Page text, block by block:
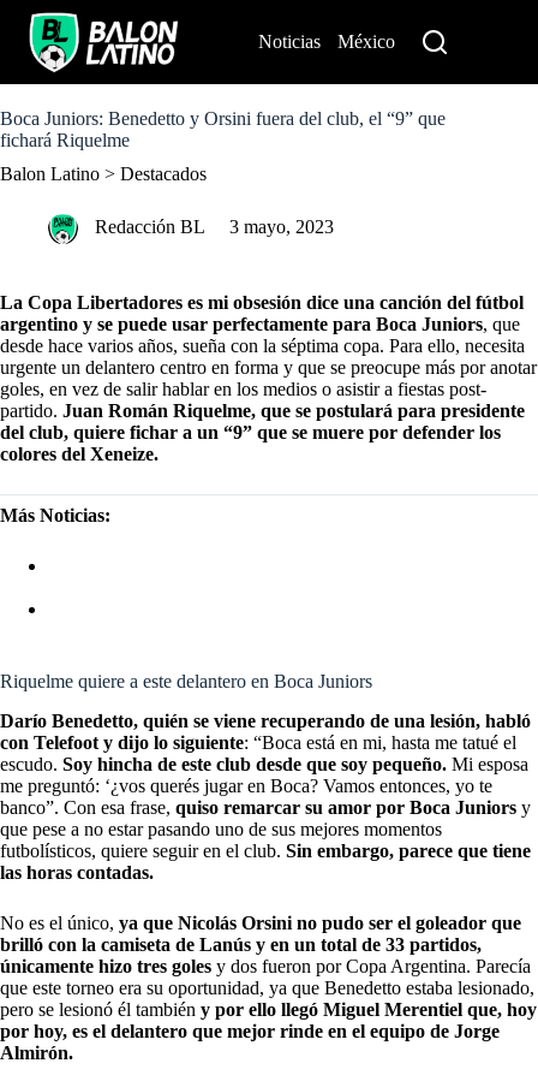
o
c
n
Noticias México
Boca Juniors: Benedetto y Orsini fuera del club, el “9” que
fichará Riquelme
Balon Latino > Destacados
Redacción BL 3 mayo, 2023
La Copa Libertadores es mi obsesión dice una canción del fútbol
argentino y se puede usar perfectamente para Boca Juniors, que
desde hace varios años, sueña con la séptima copa. Para ello, necesita
urgente un delantero centro en forma y que se preocupe más por anotar
goles, en vez de salir hablar en los medios o asistir a fiestas post-
partido. Juan Román Riquelme, que se postulará para presidente
del club, quiere fichar a un “9” que se muere por defender los
colores del Xeneize.
Más Noticias:
Riquelme quiere a este delantero en Boca Juniors
Darío Benedetto, quién se viene recuperando de una lesión, habló
con Telefoot y dijo lo siguiente: “Boca está en mi, hasta me tatué el
escudo. Soy hincha de este club desde que soy pequeño. Mi esposa
me preguntó: ‘¿vos querés jugar en Boca? Vamos entonces, yo te
banco”. Con esa frase, quiso remarcar su amor por Boca Juniors y
que pese a no estar pasando uno de sus mejores momentos
futbolísticos, quiere seguir en el club. Sin embargo, parece que tiene
las horas contadas.
No es el único, ya que Nicolás Orsini no pudo ser el goleador que
brilló con la camiseta de Lanús y en un total de 33 partidos,
únicamente hizo tres goles y dos fueron por Copa Argentina. Parecía
que este torneo era su oportunidad, ya que Benedetto estaba lesionado,
pero se lesionó él también y por ello llegó Miguel Merentiel que, hoy
por hoy, es el delantero que mejor rinde en el equipo de Jorge
Almirón.